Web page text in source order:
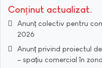
Conținut actualizat
Anunț colectiv pentru
2026
Anunț privind proiectul
– spațiu comercial în